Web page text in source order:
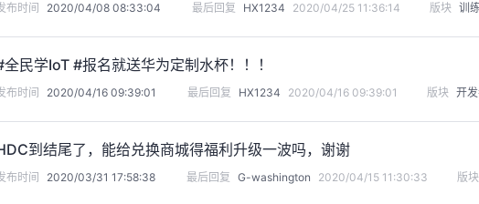
布时间 2020/04/08 08:33:04 最后回复 HX1234 2020/04/25 11:36:14 版块 训
全民学IoT #报名就送华为定制水杯！！！
布时间 2020/04/16 09:39:01 最后回复 HX1234 2020/04/16 09:39:01 版块 开
到结尾了，能给兑换商城得福利升级一波吗，谢谢
布时间 2020/03/31 17:58:38 最后回复 G-washington 2020/04/15 11:30:33 版块